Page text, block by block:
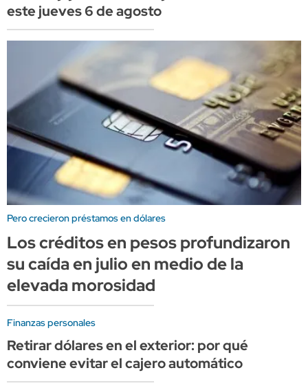
este jueves 6 de agosto
Pero crecieron préstamos en dólares
Los créditos en pesos profundizaron
su caída en julio en medio de la
elevada morosidad
Finanzas personales
Retirar dólares en el exterior: por qué
conviene evitar el cajero automático